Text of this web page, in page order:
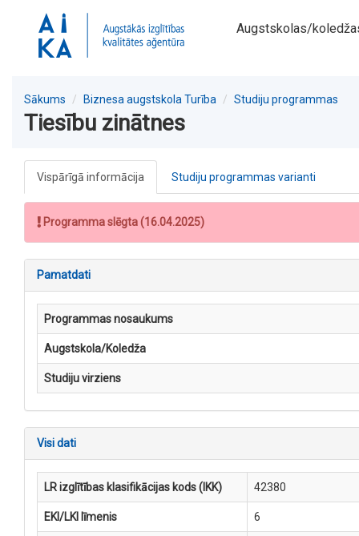
Augstskolas/
Sākums Biznesa augstskola Turība Studiju programmas
Tiesību zinātnes
Vispārīgā informācija Studiju programmas varianti
Programma slēgta (16.04.2025)
Pamatdati
Programmas nosaukums
Augstskola/Koledža
Studiju virziens
Visi dati
LR izglītības klasifikācijas kods (IKK) 42380
EKI/LKI līmenis 6